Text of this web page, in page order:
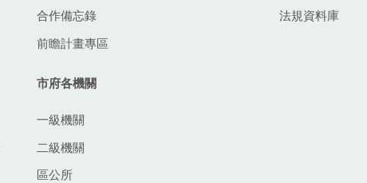
合作備忘錄
前瞻計畫專區
法規資料庫
市府各機關
一級機關
二級機關
區公所